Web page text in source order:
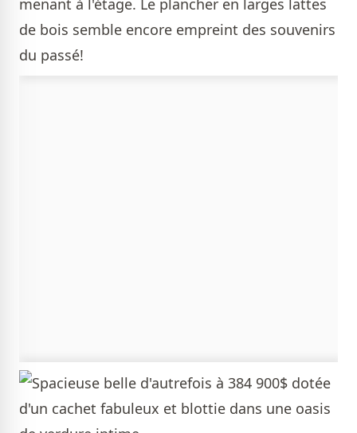
menant à l'étage. Le plancher en larges lattes
de bois semble encore empreint des souvenirs
du passé!